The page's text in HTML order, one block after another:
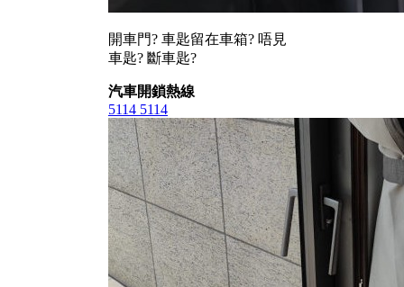
開車門? 車匙留在車箱? 唔見
車匙? 斷車匙?
汽車開鎖熱線
5114 5114